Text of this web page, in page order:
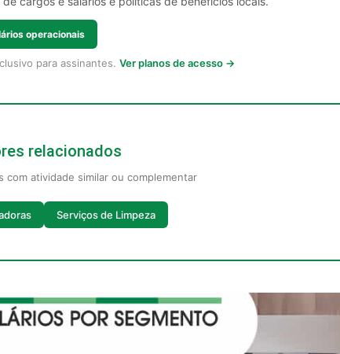
operacionais
para assinantes. Ver planos de acesso →
relacionados
com atividade similar ou complementar
Serviços de Limpeza